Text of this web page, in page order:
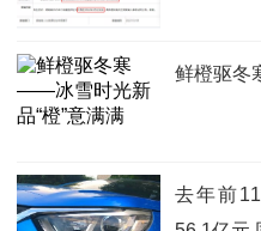
鲜橙驱冬
去年前